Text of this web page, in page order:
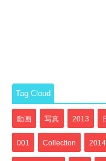
Tag Cloud
動画 写真 2013
001 Collection 2014